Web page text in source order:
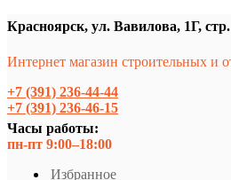
Красноярск, ул. Вавилова, 1Г,
Интернет магазин строительных и
+7 (391) 236-44-44
+7 (391) 236-46-15
Часы работы:
пн-пт 9:00–18:00
Избранное